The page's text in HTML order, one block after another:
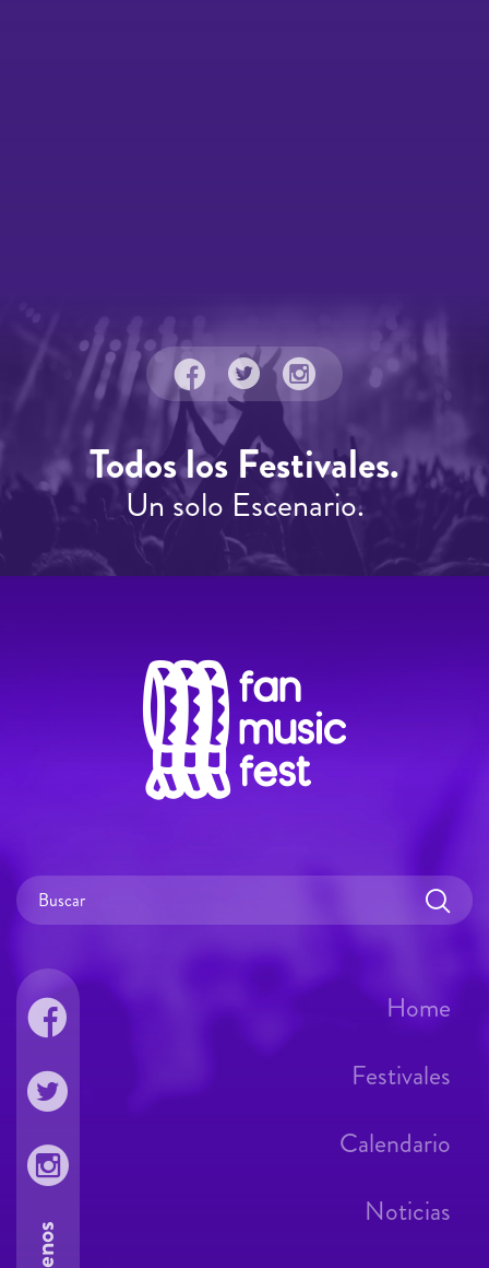
Todos los Festivales.
Un solo Escenario.
Home
Festivales
Calendario
Noticias